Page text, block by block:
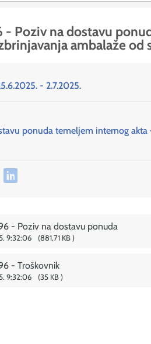
- Poziv na dostavu
ambalaže od
- 2.7.2025.
ponuda temeljem internog akta
- Poziv na dostavu ponuda
9:32:06 881,71 KB
- Troškovnik
9:32:06 35 KB